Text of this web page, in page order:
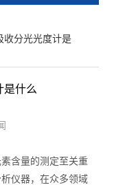
收分光光度计是
是什么
含量的测定至关重
仪器，在众多领域